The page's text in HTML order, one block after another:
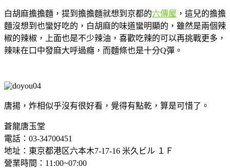
白胡麻擔擔麵，提到擔擔麵就想到京都的六傳屋 ，這兒的擔擔
麵沒想到也蠻好吃的，白胡麻的味道蠻明顯的，雖然是兩個辣
椒的辣椒，上面也是不少辣油，喜歡吃辣的可以再挑戰更多，
辣味在口中發麻大呼過癮，而麵條也是十分Q彈。
唐揚，炸相似乎沒有很好看，覺得有點乾，算是可惜了。
蒼龍唐玉堂
電話：03-34700451
地址：東京都港区六本木7-17-16 米久ビル １Ｆ
營業時間：11:00~07:00